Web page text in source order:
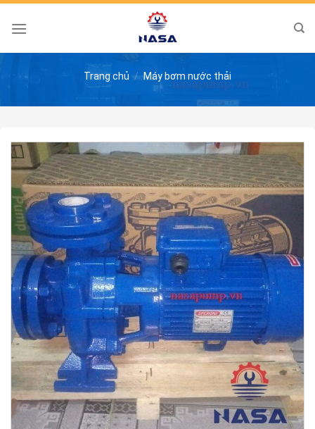
Skip
Trang chủ / Máy bơm nước thải